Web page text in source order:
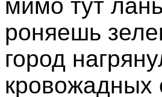
мимо тут
роняешь
город
кровожадных